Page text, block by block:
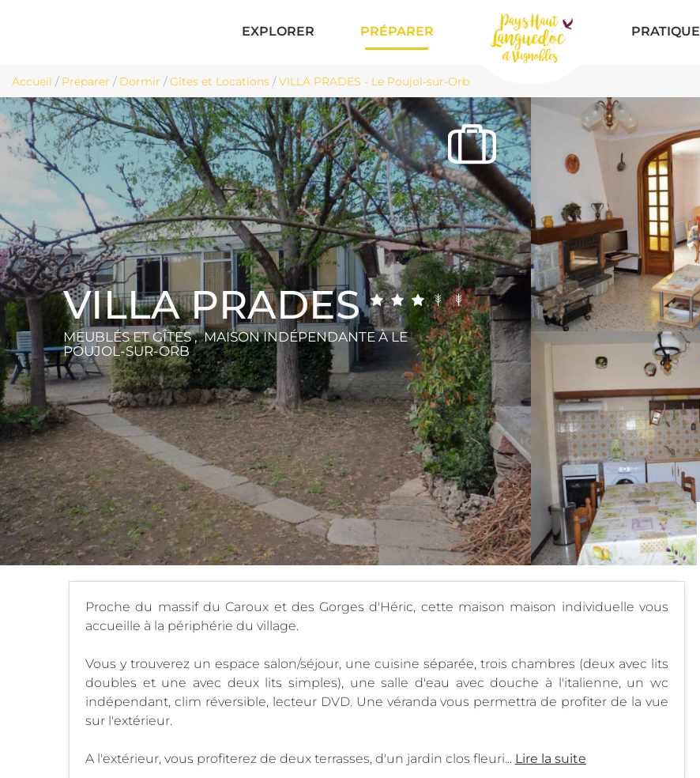
EXPLORER PRÉPARER PRATIQUE
Accueil / Préparer / Dormir /Gîtes et Locations /VILLA PRADES - Le Poujol-sur-Orb
VILLA PRADES
MEUBLÉS ET GÎTES , MAISON INDÉPENDANTEÀ LE
POUJOL-SUR-ORB
Proche du massif du Caroux et des Gorges d'Héric, cette maison maison individuelle vous
accueille à la périphérie du village.
Vous y trouverez un espace salon/séjour, une cuisine séparée, trois chambres (deux avec lits
doubles et une avec deux lits simples), une salle d'eau avec douche à l'italienne, un wc
indépendant, clim réversible, lecteur DVD. Une véranda vous permettra de profiter de la vue
sur l'extérieur.
A l'extérieur, vous profiterez de deux terrasses, d'un jardin clos fleuri... Lire la suite